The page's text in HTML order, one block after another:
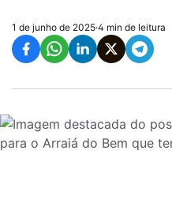
1 de junho de 2025·4 min de leitura